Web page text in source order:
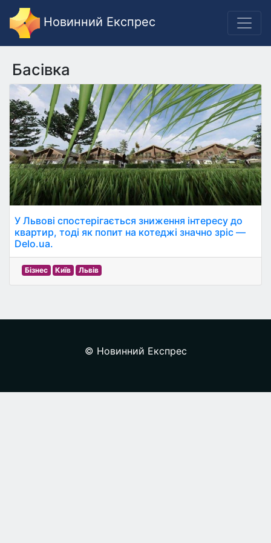
Новинний Експрес
Басівка
У Львові спостерігається зниження інтересу до
квартир, тоді як попит на котеджі значно зріс —
Delo.ua.
Бізнес Київ Львів
© Новинний Експрес